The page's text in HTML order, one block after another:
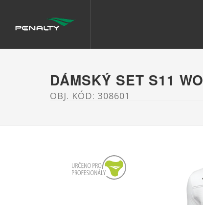
DÁMSKÝ SET S11 WO
OBJ. KÓD: 308601